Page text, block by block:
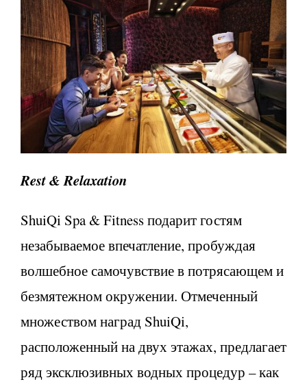
Rest & Relaxation
ShuiQi Spa & Fitness подарит гостям
незабываемое впечатление, пробуждая
волшебное самочувствие в потрясающем и
безмятежном окружении. Отмеченный
множеством наград ShuiQi,
расположенный на двух этажах, предлагает
ряд эксклюзивных водных процедур – как